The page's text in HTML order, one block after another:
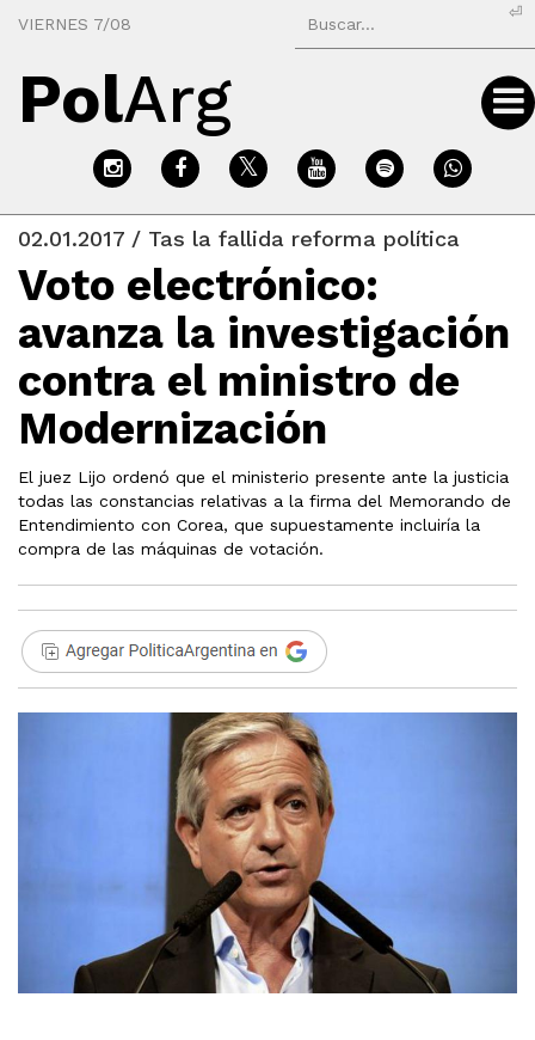
VIERNES 7/08
⏎
PolArg
02.01.2017 / Tas la fallida reforma política
Voto electrónico:
avanza la investigación
contra el ministro de
Modernización
El juez Lijo ordenó que el ministerio presente ante la justicia
todas las constancias relativas a la firma del Memorando de
Entendimiento con Corea, que supuestamente incluiría la
compra de las máquinas de votación.